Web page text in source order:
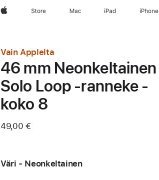
Apple Store Mac iPad iPhone
Vain Applelta
46 mm Neonkeltainen
Solo Loop ‑ranneke -
koko 8
49,00 €
Väri - Neonkeltainen